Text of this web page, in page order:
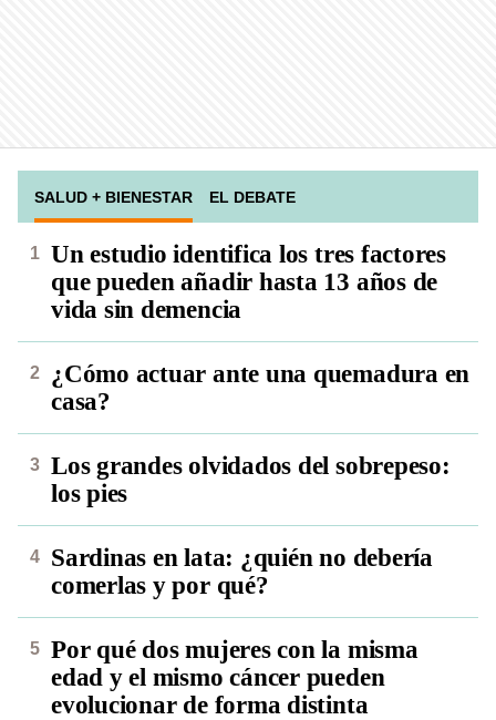
SALUD + BIENESTAR EL DEBATE
Un estudio identifica los tres factores
que pueden añadir hasta 13 años de
vida sin demencia
¿Cómo actuar ante una quemadura en
casa?
Los grandes olvidados del sobrepeso:
los pies
Sardinas en lata: ¿quién no debería
comerlas y por qué?
Por qué dos mujeres con la misma
edad y el mismo cáncer pueden
evolucionar de forma distinta